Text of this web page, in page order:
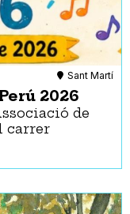
Sant Martí
2026
de
carrer